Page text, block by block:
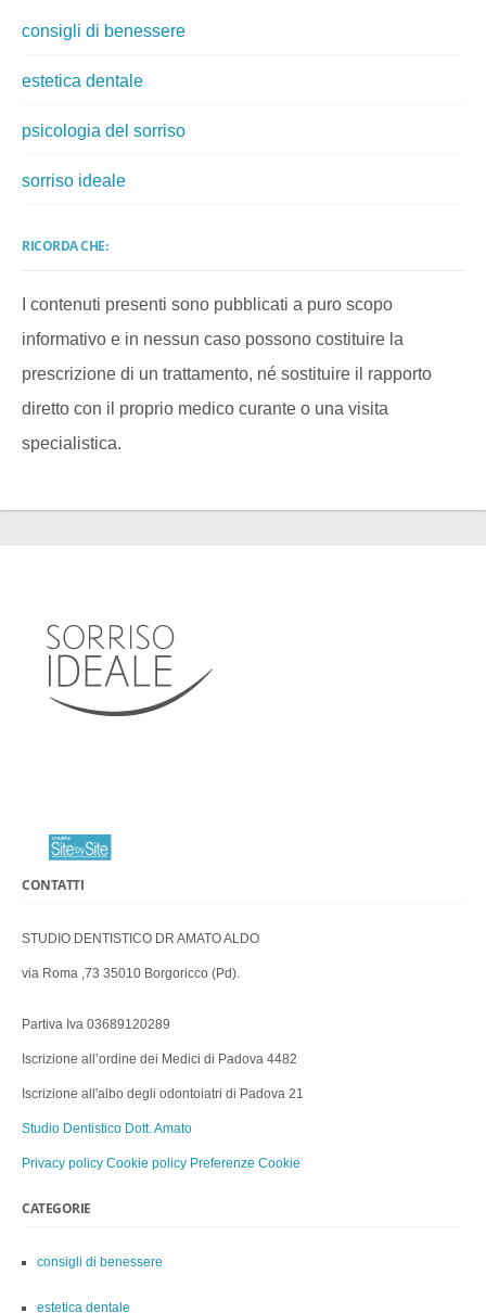
consigli di benessere
estetica dentale
psicologia del sorriso
sorriso ideale
RICORDA CHE:
I contenuti presenti sono pubblicati a puro scopo
informativo e in nessun caso possono costituire la
prescrizione di un trattamento, né sostituire il rapporto
diretto con il proprio medico curante o una visita
specialistica.
CONTATTI
STUDIO DENTISTICO DR AMATO ALDO
via Roma ,73 35010 Borgoricco (Pd).
Partiva Iva 03689120289
Iscrizione all’ordine dei Medici di Padova 4482
Iscrizione all'albo degli odontoiatri di Padova 21
Studio Dentistico Dott. Amato
Privacy policy Cookie policy Preferenze Cookie
CATEGORIE
consigli di benessere
estetica dentale